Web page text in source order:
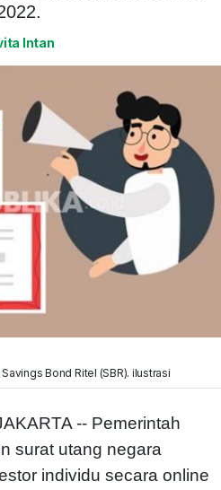
Intan
Bond Ritel (SBR). ilustrasi
-- Pemerintah
surat utang negara
individu secara online